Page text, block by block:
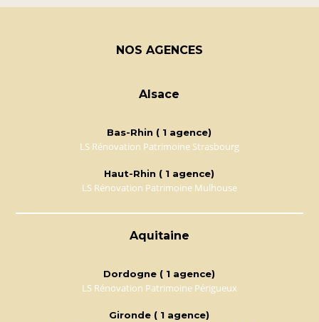
NOS AGENCES
Alsace
Bas-Rhin ( 1 agence)
LS Rénovation Patrimoine Strasbourg
Haut-Rhin ( 1 agence)
LS Rénovation Patrimoine Mulhouse
Aquitaine
Dordogne ( 1 agence)
LS Rénovation Patrimoine Périgueux
Gironde ( 1 agence)